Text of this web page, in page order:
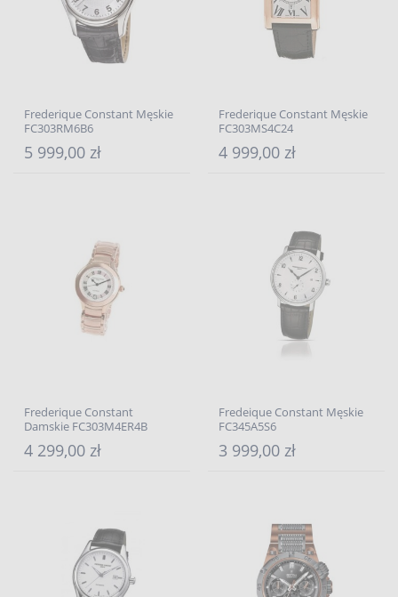
Frederique Constant Męskie
FC303RM6B6
5 999,00 zł
Frederique Constant Męskie
FC303MS4C24
4 999,00 zł
Frederique Constant
Damskie FC303M4ER4B
4 299,00 zł
Fredeique Constant Męskie
FC345A5S6
3 999,00 zł